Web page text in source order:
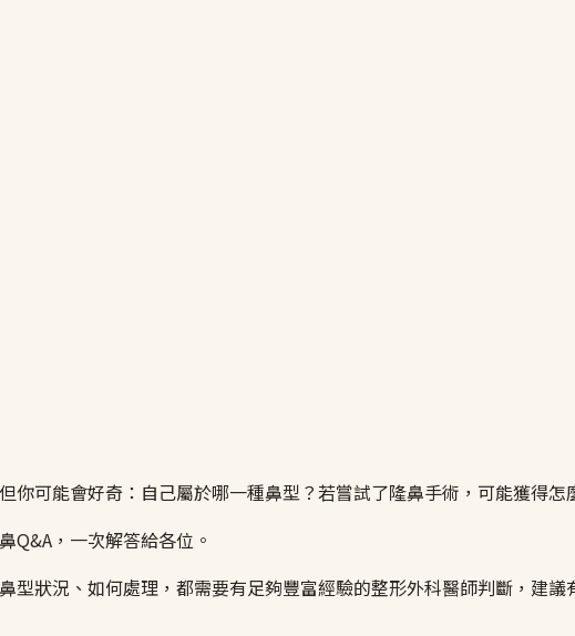
你可能會好奇：自己屬於哪一種鼻型？若嘗試了隆鼻手術，可能獲得怎
Q&A，一次解答給各位。
型狀況、如何處理，都需要有足夠豐富經驗的整形外科醫師判斷，建